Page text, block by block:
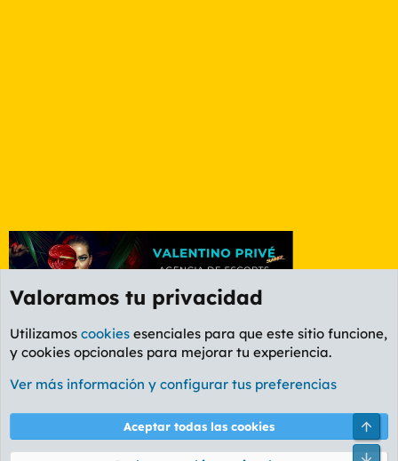
Foro General
Cookies
PL OLDSTYLE AMARILLO
Términos y reglas Política de privacidad Ayuda
Valoramos tu privacidad
Utilizamos cookies esenciales para que este sitio funcione,
y cookies opcionales para mejorar tu experiencia.
Ver más información y configurar tus preferencias
Aceptar todas las cookies
Pie